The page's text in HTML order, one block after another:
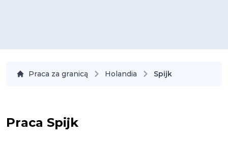
Praca za granicą Holandia Spijk
Praca Spijk